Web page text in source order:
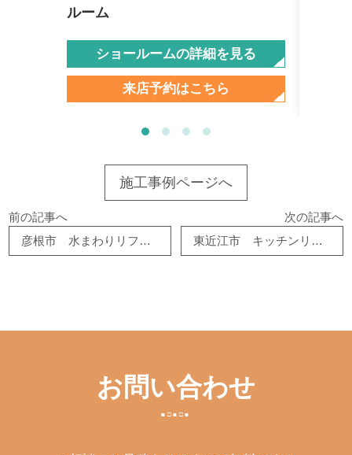
ルーム
ショールームの詳細を見る
来店予約はこちら
施工事例ページへ
前の記事へ
彦根市 水まわりリフォーム
次の記事へ
東近江市 キッチンリフォーム
お問い合わせ